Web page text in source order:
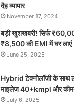
दैह व्यापार
November 17, 2024
बड़ी खुशखबरी! सिर्फ
₹8,500 की EMI में घर लाएं
June 25, 2025
Hybrid टेक्नोलॉजी के साथ
माइलेज 40+kmpl और
July 6, 2025